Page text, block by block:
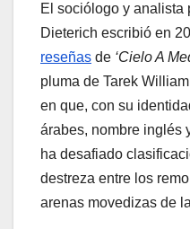
El sociólogo y analista
Dieterich escribió en
reseñas de ‘Cielo A
pluma de Tarek
en que, con su
árabes, nombre inglés
ha desafiado
destreza entre los
arenas movedizas de